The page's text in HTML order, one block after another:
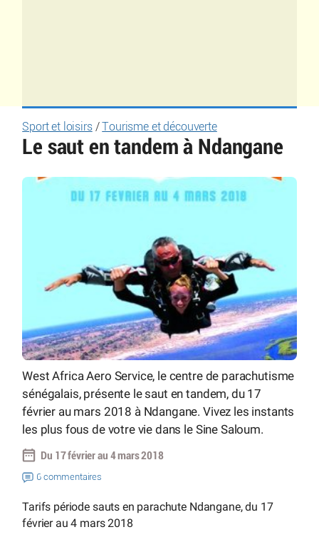
Sport et loisirs/ Tourisme et découverte
Le saut en tandem à Ndangane
West Africa Aero Service, le centre de parachutisme
sénégalais, présente le saut en tandem, du 17
février au mars 2018 à Ndangane. Vivez les instants
les plus fous de votre vie dans le Sine Saloum.
Du 17 février au 4 mars 2018
6 commentaires
Tarifs période sauts en parachute Ndangane, du 17
février au 4 mars 2018